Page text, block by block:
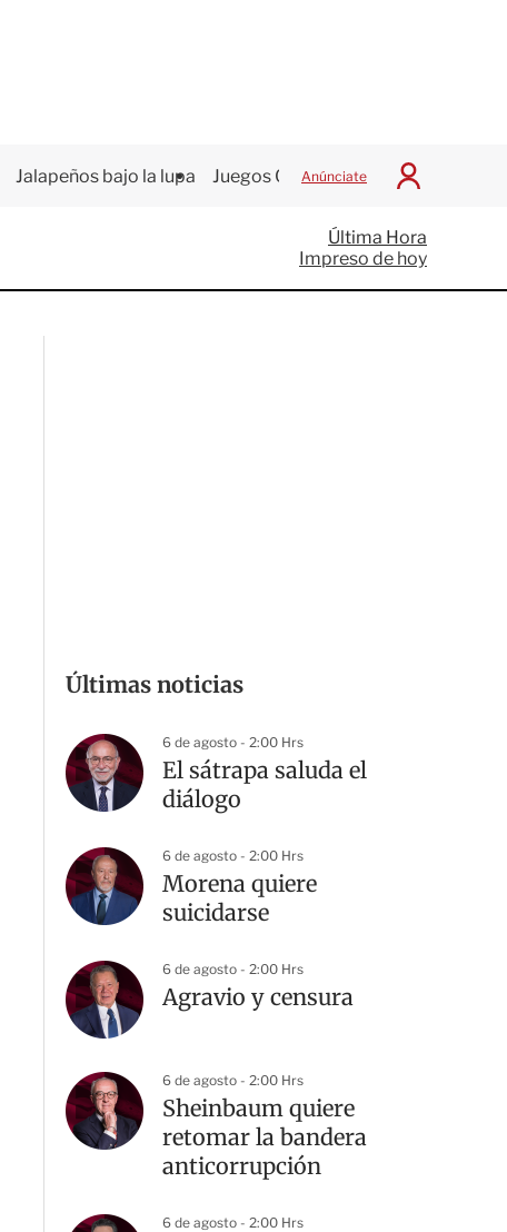
Jalapeños bajo la lupa Juegos Centroamericanos
Anúnciate
I
c
i
a
Última Hora
Impreso de hoy
Últimas noticias
6 de agosto - 2:00 Hrs
El sátrapa saluda el
diálogo
6 de agosto - 2:00 Hrs
Morena quiere
suicidarse
6 de agosto - 2:00 Hrs
Agravio y censura
6 de agosto - 2:00 Hrs
Sheinbaum quiere
retomar la bandera
anticorrupción
6 de agosto - 2:00 Hrs